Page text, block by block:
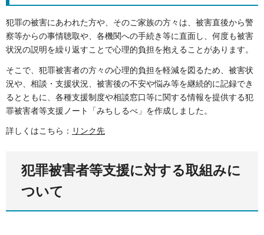
犯罪の被害にあわれた方や、そのご家族の方々は、被害直後から警
察等からの事情聴取や、各機関への手続き等に直面し、何度も被害
状況の説明を繰り返すことで心理的負担を抱えることがあります。
そこで、犯罪被害者の方々の心理的負担を軽減を図るため、被害状
況や、相談・支援状況、被害後の不安や悩み等を継続的に記録でき
るとともに、各種支援制度や相談窓口等に関する情報を提供する犯
罪被害者等支援ノート「みちしるべ」を作成しました。
詳しくはこちら： リンク先
犯罪被害者等支援に対する取組みに
ついて